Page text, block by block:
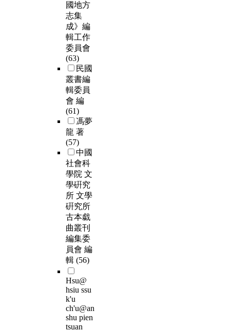
國地方
志集
成》編
輯工作
委員會
(63)
民國
叢書編
輯委員
會 編
(61)
馮夢
龍 著
(57)
中國
社會科
學院 文
學硏究
所 文學
硏究所
古本戱
曲叢刊
編集委
員會 編
輯 (56)
Hsu@
hsiu ssu
k'u
ch'u@an
shu pien
tsuan